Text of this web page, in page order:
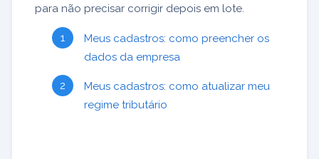
para não precisar corrigir depois em lote.
Meus cadastros: como preencher os
dados da empresa
Meus cadastros: como atualizar meu
regime tributário